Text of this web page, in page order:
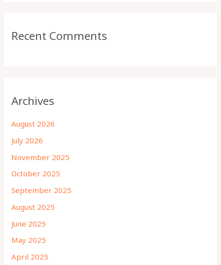
Recent Comments
Archives
August 2026
July 2026
November 2025
October 2025
September 2025
August 2025
June 2025
May 2025
April 2025